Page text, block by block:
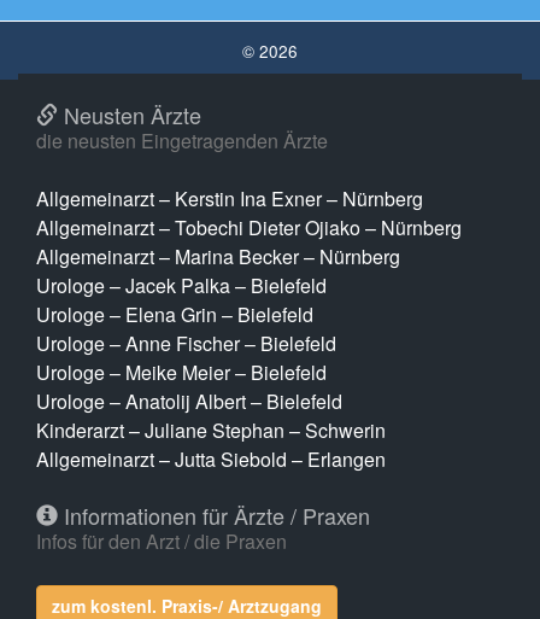
© 2026
Neusten Ärzte
die neusten Eingetragenden Ärzte
Allgemeinarzt – Kerstin Ina Exner – Nürnberg
Allgemeinarzt – Tobechi Dieter Ojiako – Nürnberg
Allgemeinarzt – Marina Becker – Nürnberg
Urologe – Jacek Palka – Bielefeld
Urologe – Elena Grin – Bielefeld
Urologe – Anne Fischer – Bielefeld
Urologe – Meike Meier – Bielefeld
Urologe – Anatolij Albert – Bielefeld
Kinderarzt – Juliane Stephan – Schwerin
Allgemeinarzt – Jutta Siebold – Erlangen
Informationen für Ärzte / Praxen
Infos für den Arzt / die Praxen
zum kostenl. Praxis-/ Arztzugang